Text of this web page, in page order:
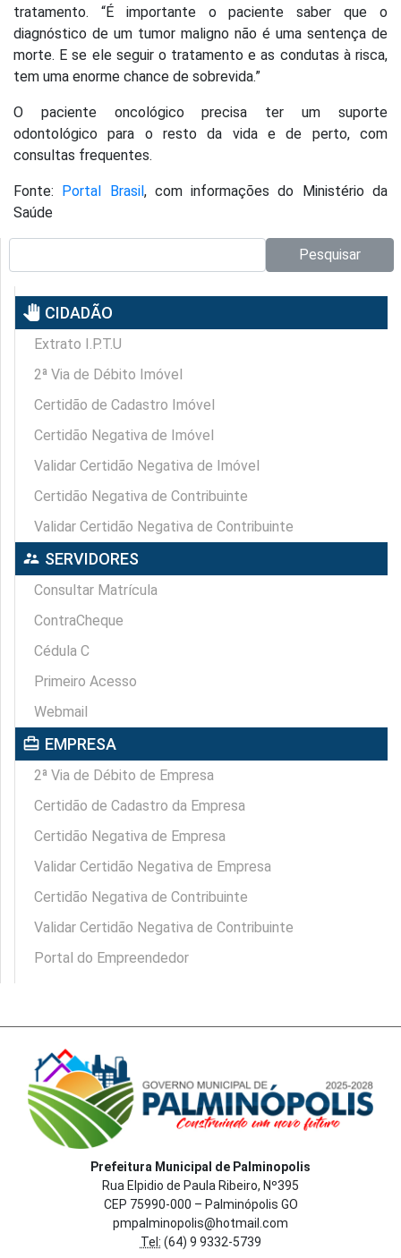
tratamento. “É importante o paciente saber que o
diagnóstico de um tumor maligno não é uma sentença de
morte. E se ele seguir o tratamento e as condutas à risca,
tem uma enorme chance de sobrevida.”
O paciente oncológico precisa ter um suporte
odontológico para o resto da vida e de perto, com
consultas frequentes.
Fonte: Portal Brasil, com informações do Ministério da
Saúde
Pesquisar
pan_tool CIDADÃO
Extrato I.P.T.U
2ª Via de Débito Imóvel
Certidão de Cadastro Imóvel
Certidão Negativa de Imóvel
Validar Certidão Negativa de Imóvel
Certidão Negativa de Contribuinte
Validar Certidão Negativa de Contribuinte
supervisor_account SERVIDORES
Consultar Matrícula
ContraCheque
Cédula C
Primeiro Acesso
Webmail
card_travel EMPRESA
2ª Via de Débito de Empresa
Certidão de Cadastro da Empresa
Certidão Negativa de Empresa
Validar Certidão Negativa de Empresa
Certidão Negativa de Contribuinte
Validar Certidão Negativa de Contribuinte
Portal do Empreendedor
Prefeitura Municipal de Palminopolis
Rua Elpidio de Paula Ribeiro, Nº395
CEP 75990-000 – Palminópolis GO
pmpalminopolis@hotmail.com
Tel: (64) 9 9332-5739